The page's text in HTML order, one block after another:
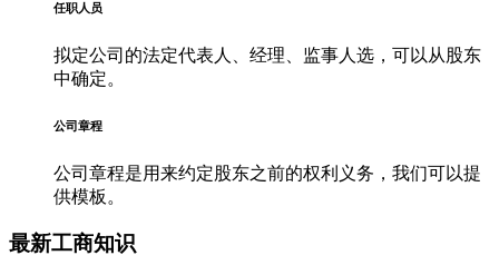
任职人员
拟定公司的法定代表人、经理、监事人选，可以从股东
中确定。
公司章程
公司章程是用来约定股东之前的权利义务，我们可以提
供模板。
最新工商知识